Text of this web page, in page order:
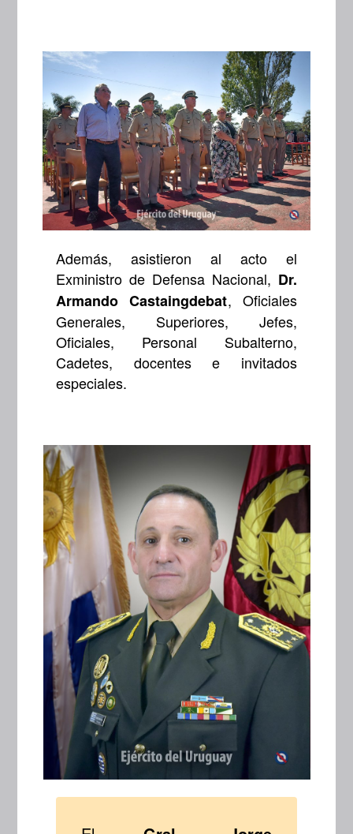
Además, asistieron al acto el
Exministro de Defensa Nacional, Dr.
Armando Castaingdebat, Oficiales
Generales, Superiores, Jefes,
Oficiales, Personal Subalterno,
Cadetes, docentes e invitados
especiales.